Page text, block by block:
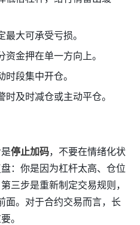
最大可承受亏损。
资金押在单一方向上。
段集中开仓。
时及时减仓或主动平仓。
停止加码，不要在情绪化状
：你是因为杠杆太高、仓位
三步是重新制定交易规则，
面。对于合约交易而言，长
。